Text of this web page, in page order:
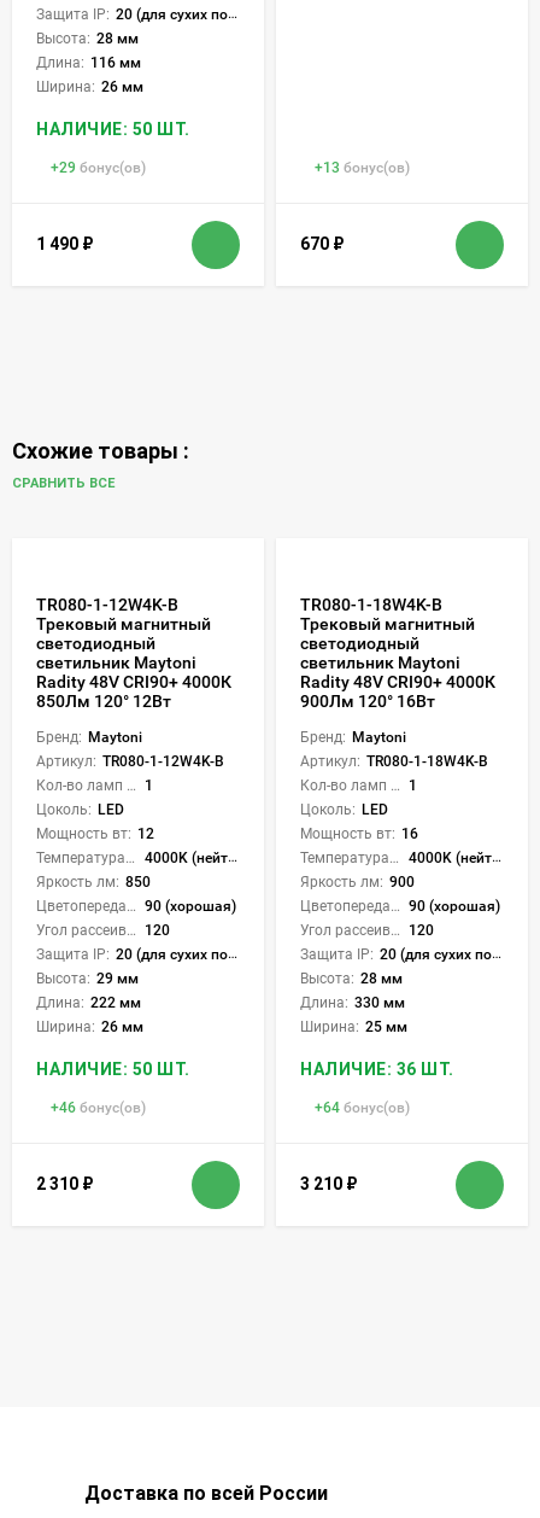
Защита IP: 20 (для сухих пом.)
Высота: 28 мм
Длина: 116 мм
Ширина: 26 мм
НАЛИЧИЕ: 50 ШТ.
+29 бонус(ов)
1 490 ₽
+13 бонус(ов)
670 ₽
Схожие товары :
СРАВНИТЬ ВСЕ
TR080-1-12W4K-B
Трековый магнитный
светодиодный
светильник Maytoni
Radity 48V CRI90+ 4000К
850Лм 120° 12Вт
Бренд: Maytoni
Артикул: TR080-1-12W4K-B
Кол-во ламп или LED:
1
Цоколь: LED
Мощность вт: 12
Температура света:
4000K (нейтральный)
Яркость лм: 850
Цветопередача (CRI): 90 (хорошая)
Угол рассеивания света °:
120
Защита IP: 20 (для сухих пом.)
Высота: 29 мм
Длина: 222 мм
Ширина: 26 мм
НАЛИЧИЕ: 50 ШТ.
+46 бонус(ов)
2 310 ₽
TR080-1-18W4K-B
Трековый магнитный
светодиодный
светильник Maytoni
Radity 48V CRI90+ 4000К
900Лм 120° 16Вт
Бренд: Maytoni
Артикул: TR080-1-18W4K-B
Кол-во ламп или LED:
1
Цоколь: LED
Мощность вт: 16
Температура света:
4000K (нейтральный)
Яркость лм: 900
Цветопередача (CRI): 90 (хорошая)
Угол рассеивания света °:
120
Защита IP: 20 (для сухих пом.)
Высота: 28 мм
Длина: 330 мм
Ширина: 25 мм
НАЛИЧИЕ: 36 ШТ.
+64 бонус(ов)
3 210 ₽
Доставка по всей России